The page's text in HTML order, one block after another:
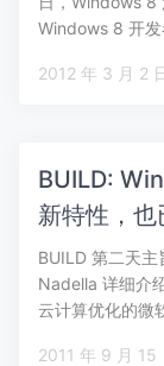
Windows 8 开
BUILD:
新特性，
BUILD 第二天
Nadella 详细介
云计算优化的微